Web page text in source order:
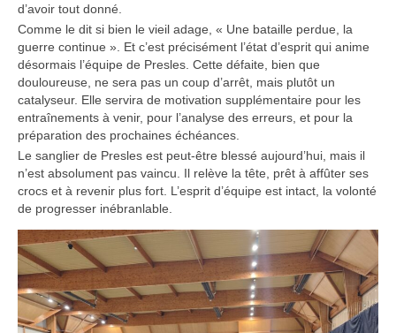
d’avoir tout donné.
​Comme le dit si bien le vieil adage, « Une bataille perdue, la
guerre continue ». Et c’est précisément l’état d’esprit qui anime
désormais l’équipe de Presles. Cette défaite, bien que
douloureuse, ne sera pas un coup d’arrêt, mais plutôt un
catalyseur. Elle servira de motivation supplémentaire pour les
entraînements à venir, pour l’analyse des erreurs, et pour la
préparation des prochaines échéances.
​Le sanglier de Presles est peut-être blessé aujourd’hui, mais il
n’est absolument pas vaincu. Il relève la tête, prêt à affûter ses
crocs et à revenir plus fort. L’esprit d’équipe est intact, la volonté
de progresser inébranlable.